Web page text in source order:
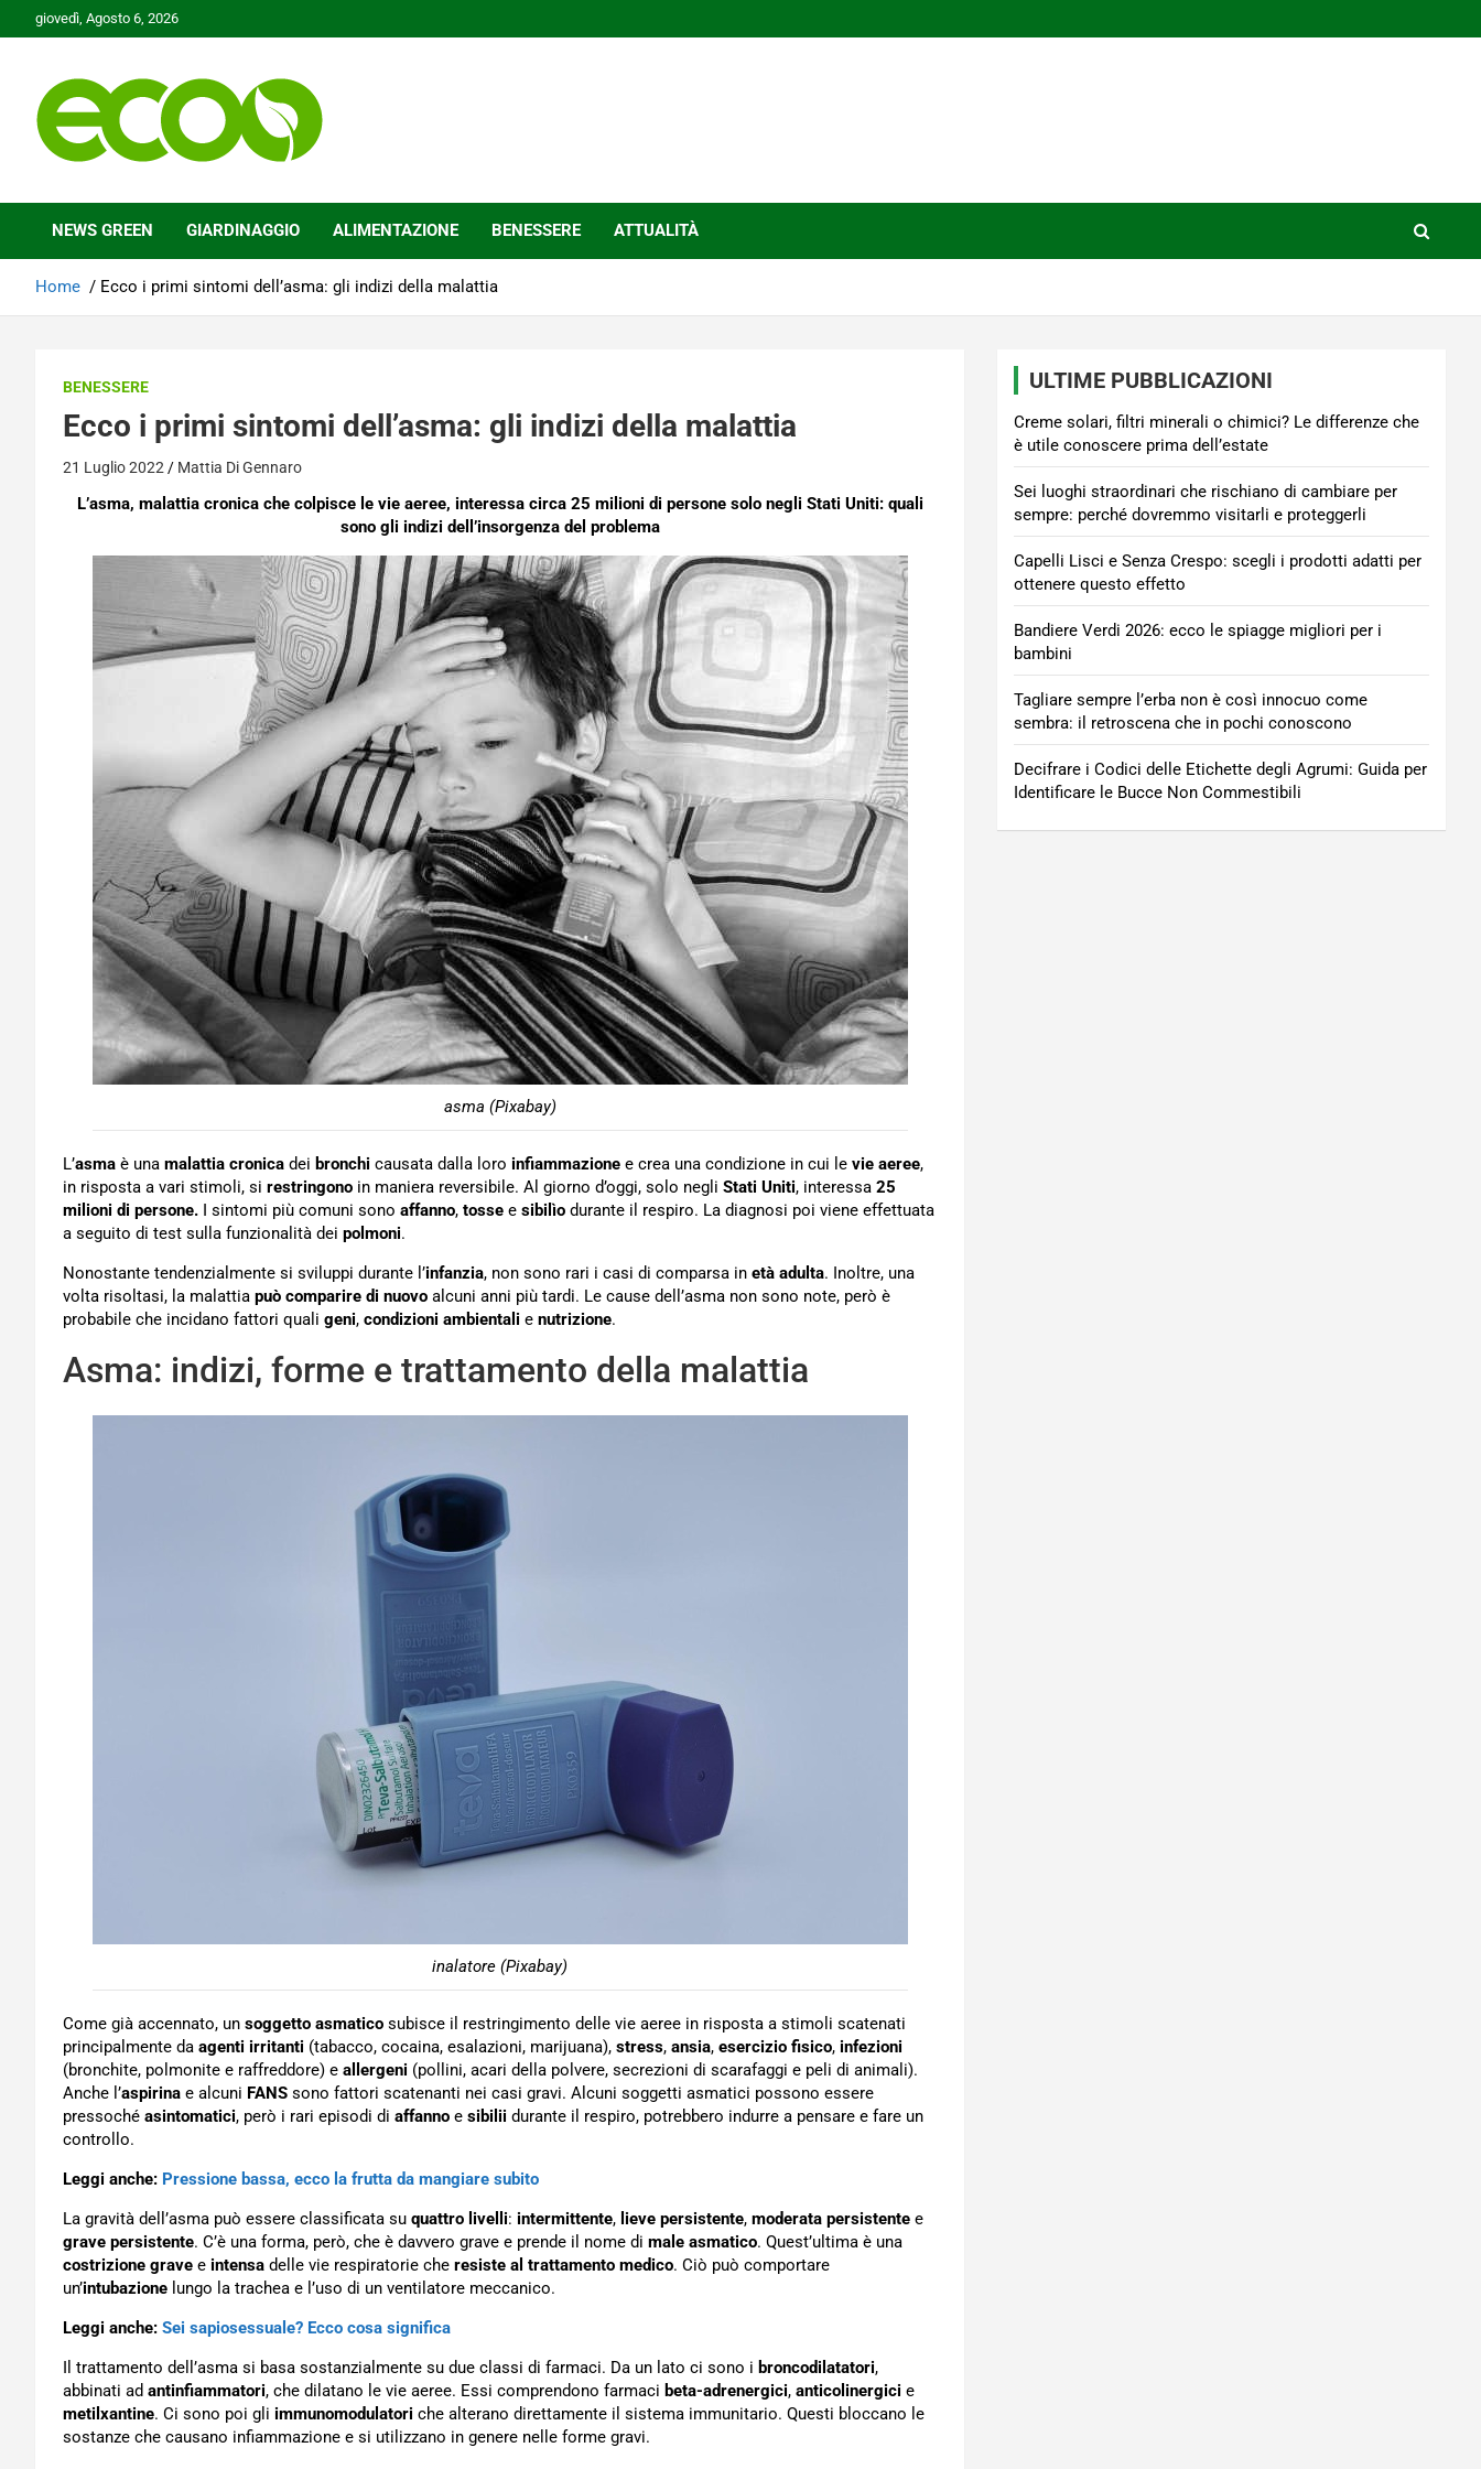
to
giovedì, Agosto 6, 2026
Ecoo.it
NEWS GREEN GIARDINAGGIO ALIMENTAZIONE BENESSERE ATTUALITÀ
Home Ecco i primi sintomi dell’asma: gli indizi della malattia
BENESSERE
Ecco i primi sintomi dell’asma: gli indizi della malattia
21 Luglio 2022 Mattia Di Gennaro
L’asma, malattia cronica che colpisce le vie aeree, interessa circa 25 milioni di persone solo negli Stati Uniti: quali
sono gli indizi dell’insorgenza del problema
asma (Pixabay)
L’asma è una malattia cronica dei bronchi causata dalla loro infiammazione e crea una condizione in cui le vie aeree,
in risposta a vari stimoli, si restringono in maniera reversibile. Al giorno d’oggi, solo negli Stati Uniti, interessa 25
milioni di persone. I sintomi più comuni sono affanno, tosse e sibilìo durante il respiro. La diagnosi poi viene effettuata
a seguito di test sulla funzionalità dei polmoni.
Nonostante tendenzialmente si sviluppi durante l’infanzia, non sono rari i casi di comparsa in età adulta. Inoltre, una
volta risoltasi, la malattia può comparire di nuovo alcuni anni più tardi. Le cause dell’asma non sono note, però è
probabile che incidano fattori quali geni, condizioni ambientali e nutrizione.
Asma: indizi, forme e trattamento della malattia
inalatore (Pixabay)
Come già accennato, un soggetto asmatico subisce il restringimento delle vie aeree in risposta a stimoli scatenati
principalmente da agenti irritanti (tabacco, cocaina, esalazioni, marijuana), stress, ansia, esercizio fisico, infezioni
(bronchite, polmonite e raffreddore) e allergeni (pollini, acari della polvere, secrezioni di scarafaggi e peli di animali).
Anche l’aspirina e alcuni FANS sono fattori scatenanti nei casi gravi. Alcuni soggetti asmatici possono essere
pressoché asintomatici, però i rari episodi di affanno e sibilii durante il respiro, potrebbero indurre a pensare e fare un
controllo.
Leggi anche: Pressione bassa, ecco la frutta da mangiare subito
La gravità dell’asma può essere classificata su quattro livelli: intermittente, lieve persistente, moderata persistente e
grave persistente. C’è una forma, però, che è davvero grave e prende il nome di male asmatico. Quest’ultima è una
costrizione grave e intensa delle vie respiratorie che resiste al trattamento medico. Ciò può comportare
un’intubazione lungo la trachea e l’uso di un ventilatore meccanico.
Leggi anche: Sei sapiosessuale? Ecco cosa significa
Il trattamento dell’asma si basa sostanzialmente su due classi di farmaci. Da un lato ci sono i broncodilatatori,
abbinati ad antinfiammatori, che dilatano le vie aeree. Essi comprendono farmaci beta-adrenergici, anticolinergici e
metilxantine. Ci sono poi gli immunomodulatori che alterano direttamente il sistema immunitario. Questi bloccano le
sostanze che causano infiammazione e si utilizzano in genere nelle forme gravi.
ULTIME PUBBLICAZIONI
Creme solari, filtri minerali o chimici? Le differenze che
è utile conoscere prima dell’estate
Sei luoghi straordinari che rischiano di cambiare per
sempre: perché dovremmo visitarli e proteggerli
Capelli Lisci e Senza Crespo: scegli i prodotti adatti per
ottenere questo effetto
Bandiere Verdi 2026: ecco le spiagge migliori per i
bambini
Tagliare sempre l’erba non è così innocuo come
sembra: il retroscena che in pochi conoscono
Decifrare i Codici delle Etichette degli Agrumi: Guida per
Identificare le Bucce Non Commestibili